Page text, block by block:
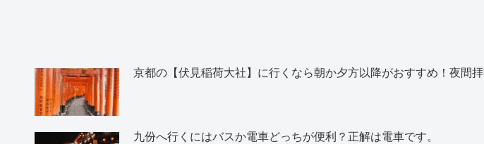
京都の【伏見稲荷大社】に行くなら朝か夕方以降がおすすめ！夜間
九份へ行くにはバスか電車どっちが便利？正解は電車です。